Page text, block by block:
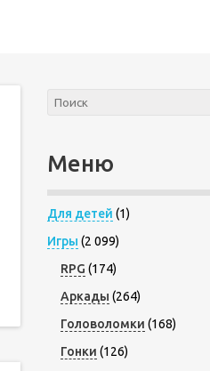
Меню
Для детей (1)
Игры (2 099)
RPG (174)
Аркады (264)
Головоломки (168)
Гонки (126)